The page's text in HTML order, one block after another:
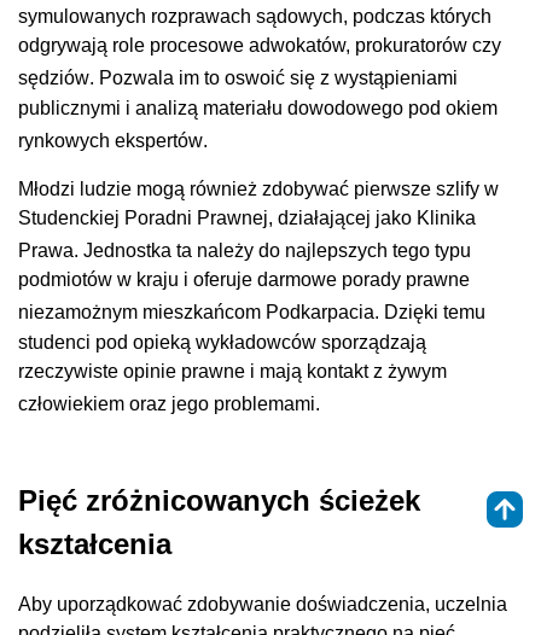
symulowanych rozprawach sądowych, podczas których
odgrywają role procesowe adwokatów, prokuratorów czy
sędziów. Pozwala im to oswoić się z wystąpieniami
publicznymi i analizą materiału dowodowego pod okiem
rynkowych ekspertów.
Młodzi ludzie mogą również zdobywać pierwsze szlify w
Studenckiej Poradni Prawnej, działającej jako Klinika
Prawa. Jednostka ta należy do najlepszych tego typu
podmiotów w kraju i oferuje darmowe porady prawne
niezamożnym mieszkańcom Podkarpacia. Dzięki temu
studenci pod opieką wykładowców sporządzają
rzeczywiste opinie prawne i mają kontakt z żywym
człowiekiem oraz jego problemami.
Pięć zróżnicowanych ścieżek
kształcenia
Aby uporządkować zdobywanie doświadczenia, uczelnia